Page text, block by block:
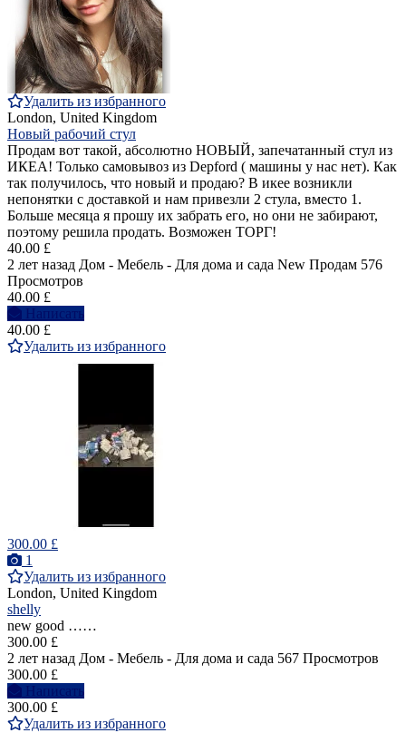
Удалить из избранного
London, United Kingdom
Новый рабочий стул
Продам вот такой, абсолютно НОВЫЙ, запечатанный стул из
ИКЕА! Только самовывоз из Depford ( машины у нас нет). Как
так получилось, что новый и продаю? В икее возникли
непонятки с доставкой и нам привезли 2 стула, вместо 1.
Больше месяца я прошу их забрать его, но они не забирают,
поэтому решила продать. Возможен ТОРГ!
40.00 £
2 лет назад Дом - Мебель - Для дома и сада New Продам 576
Просмотров
40.00 £
Написать
40.00 £
Удалить из избранного
300.00 £
1
Удалить из избранного
London, United Kingdom
shelly
new good ……
300.00 £
2 лет назад Дом - Мебель - Для дома и сада 567 Просмотров
300.00 £
Написать
300.00 £
Удалить из избранного